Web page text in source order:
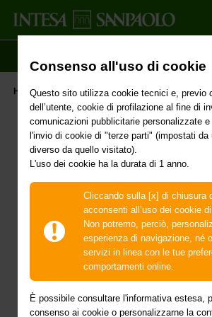
Consenso all'uso di cookie
Questo sito utilizza cookie tecnici e, previo
dell’utente, cookie di profilazione al fine di
comunicazioni pubblicitarie personalizzate
l'invio di cookie di "terze parti" (impostati da
diverso da quello visitato).
L'uso dei cookie ha la durata di 1 anno.
Cliccando sulla [x] di chiusura
acconsenti all’uso dei cookie
Non potremo, perciò,
esperienza di navigazione, né
servizi in linea con le tue
comportamenti online.
È possibile consultare l'informativa estesa,
consenso ai cookie o personalizzarne la
Home Covid-19 Intesa Sanpaolo accreditata
Intesa
accreditata a
Rilancio
Lo strumento di
Depositi e Prestiti
per